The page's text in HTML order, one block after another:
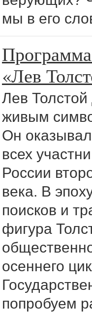
мы в его
«Лев
Лев
живым
Он
всех
России
века. В
поисков и
фигура
осеннего
попробуем